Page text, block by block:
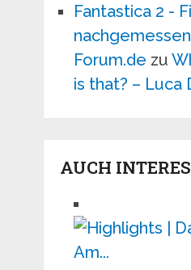
Fantastica 2 -
Forum.de zu
is that? – Luca
AUCH